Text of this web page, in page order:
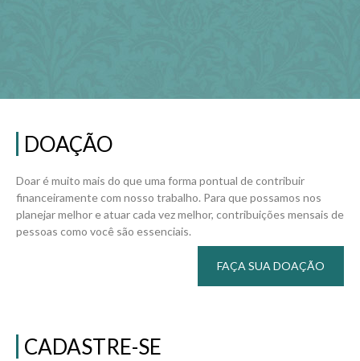
DOAÇÃO
Doar é muito mais do que uma forma pontual de contribuir
financeiramente com nosso trabalho. Para que possamos nos
planejar melhor e atuar cada vez melhor, contribuições mensais de
pessoas como você são essenciais.
FAÇA SUA DOAÇÃO
CADASTRE-SE